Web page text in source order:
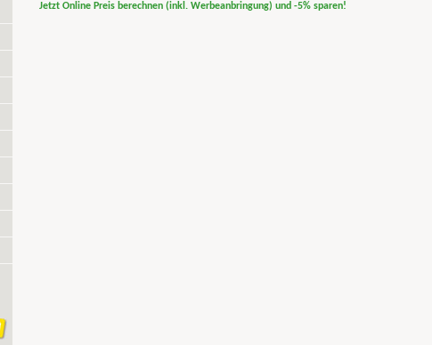
Jetzt Online Preis berechnen (inkl. Werbeanbringung) und -5% sparen!